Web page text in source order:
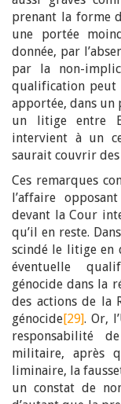
prenant la forme
une portée
donnée, par
par la non-
qualification peut
apportée, dans un
un litige entre
intervient à un
saurait couvrir
Ces remarques
l’affaire
devant la Cour
qu’il en reste.
scindé le litige en
éventuelle
génocide dans la
des actions de la
génocide[29]. Or,
responsabilité
militaire, après
liminaire, la
un constat de